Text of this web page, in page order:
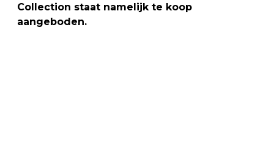
Collection staat namelijk te koop
aangeboden.